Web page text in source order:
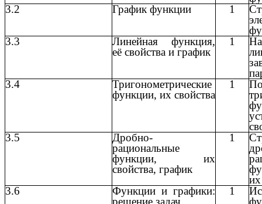
3.2
График функции 1
3.3
Линейная функция,
её свойства и график
1
3.4
Тригонометрические
функции, их свойства
1
3.5
Дробно-
рациональные
функции, их
свойства, график
1
их
3.6
Функции и графики:
1